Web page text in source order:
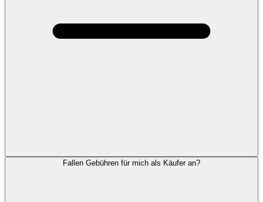
Fallen Gebühren für mich als Käufer an?